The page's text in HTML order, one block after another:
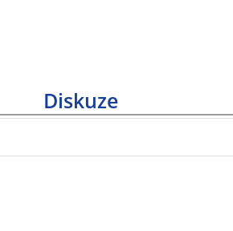
Diskuze